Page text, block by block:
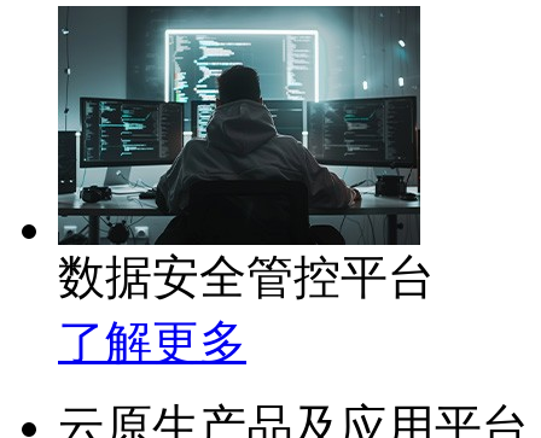
数据安全管控平台
了解更多
云原生产品及应用平台